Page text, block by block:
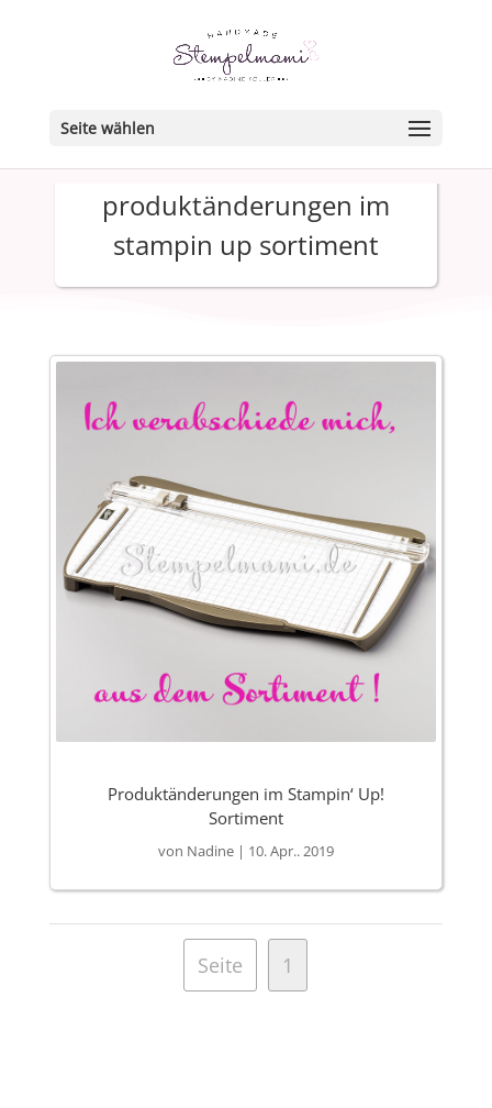
Seite wählen
produktänderungen im
stampin up sortiment
Produktänderungen im Stampin‘ Up!
Sortiment
von Nadine| 10. Apr.. 2019
Seite 1